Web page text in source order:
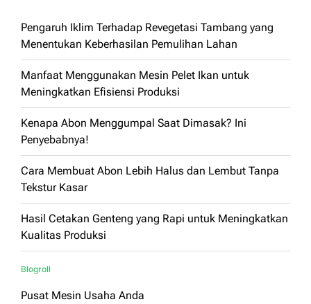
Pengaruh Iklim Terhadap Revegetasi Tambang yang
Menentukan Keberhasilan Pemulihan Lahan
Manfaat Menggunakan Mesin Pelet Ikan untuk
Meningkatkan Efisiensi Produksi
Kenapa Abon Menggumpal Saat Dimasak? Ini
Penyebabnya!
Cara Membuat Abon Lebih Halus dan Lembut Tanpa
Tekstur Kasar
Hasil Cetakan Genteng yang Rapi untuk Meningkatkan
Kualitas Produksi
Blogroll
Pusat Mesin Usaha Anda